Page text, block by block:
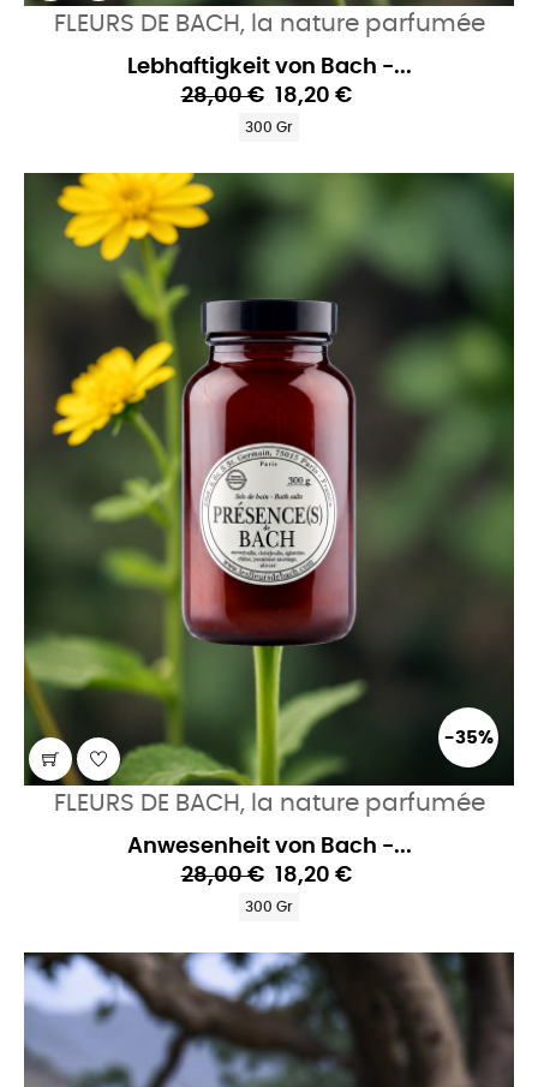
FLEURS DE BACH, la nature parfumée
Lebhaftigkeit von Bach -...
28,00 € 18,20 €
300 Gr
-35%
FLEURS DE BACH, la nature parfumée
Anwesenheit von Bach -...
28,00 € 18,20 €
300 Gr